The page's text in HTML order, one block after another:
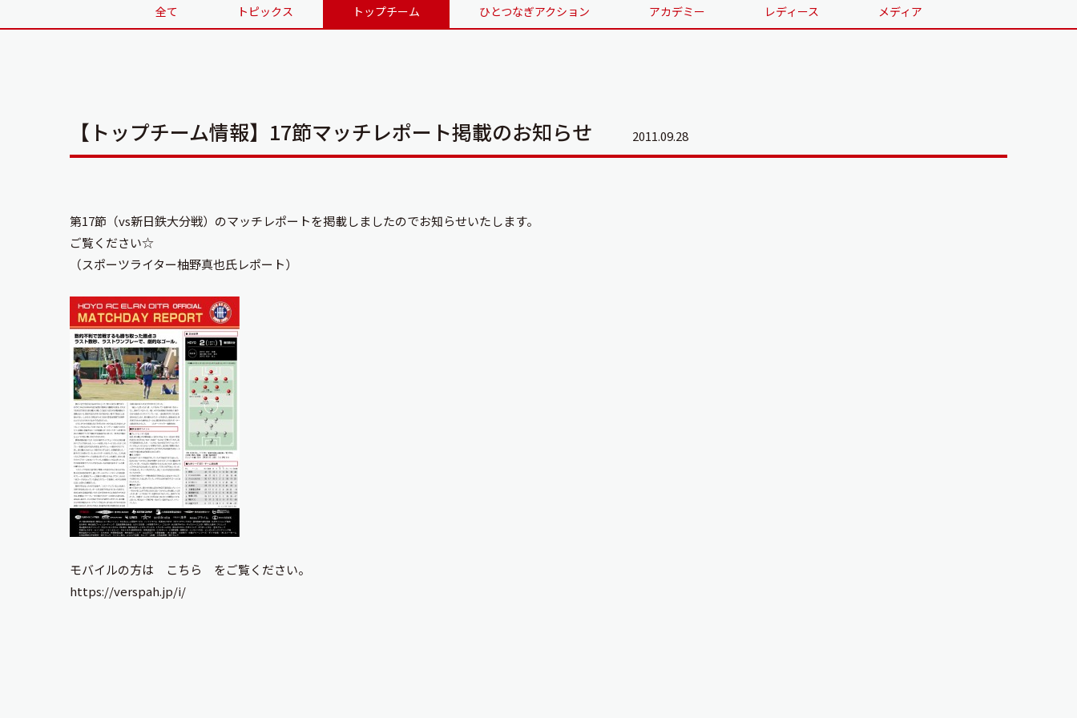
全て トピックス トップチーム ひとつなぎアクション アカデミー レディース メディア
【トップチーム情報】17節マッチレポート掲載のお知らせ 2011.09.28
第17節（vs新日鉄大分戦）のマッチレポートを掲載しましたのでお知らせいたします。
ご覧ください☆
（スポーツライター柚野真也氏レポート）
モバイルの方は こちら をご覧ください。
https://verspah.jp/i/